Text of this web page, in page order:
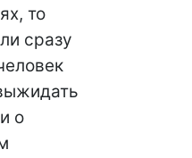
то
сразу
о